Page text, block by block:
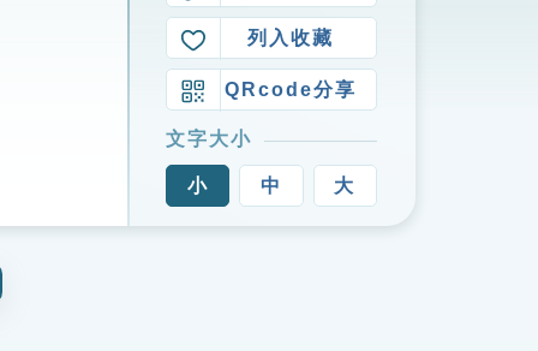
列入收藏
QRcode分享
文字大小
小 中 大